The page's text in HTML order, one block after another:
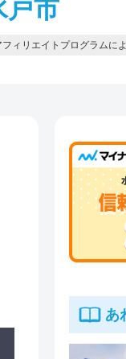
戸市
ィリエイトプログラムに
あ